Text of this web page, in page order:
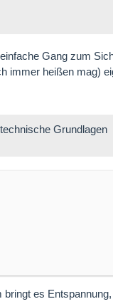
Gang zum
immer heißen mag)
Grundlagen
bringt es